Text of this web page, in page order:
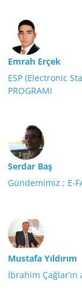
Emrah Erçek
ESP (Electronic
PROGRAMI
Serdar Baş
Gündemimiz ; E-
Mustafa Yıldırım
İbrahim Çağlar’ın